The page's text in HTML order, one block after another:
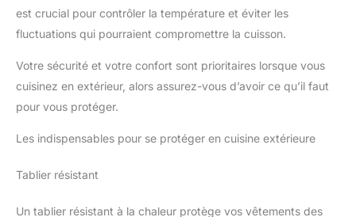
est crucial pour contrôler la température et éviter les
fluctuations qui pourraient compromettre la cuisson.
Votre sécurité et votre confort sont prioritaires lorsque vous
cuisinez en extérieur, alors assurez-vous d’avoir ce qu’il faut
pour vous protéger.
Les indispensables pour se protéger en cuisine extérieure
Tablier résistant
Un tablier résistant à la chaleur protège vos vêtements des